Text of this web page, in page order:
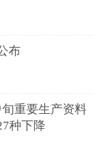
布
重要生产资料
种下降